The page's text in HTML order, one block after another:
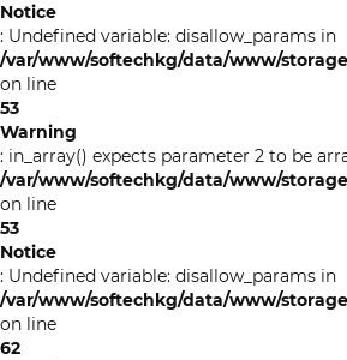
Notice
: Undefined variable: disallow_params in
/var/www/softechkg/data/www/
on line
53
Warning
: in_array() expects parameter 2 to be
/var/www/softechkg/data/www/
on line
53
Notice
: Undefined variable: disallow_params in
/var/www/softechkg/data/www/
on line
62